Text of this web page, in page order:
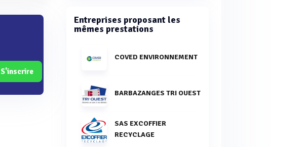
S'inscrire
Entreprises proposant les
mêmes prestations
COVED ENVIRONNEMENT
BARBAZANGES TRI OUEST
SAS EXCOFFIER
RECYCLAGE